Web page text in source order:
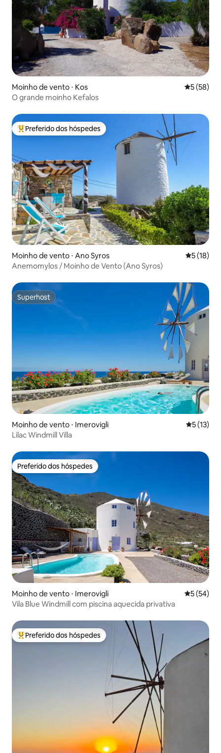
Moinho de vento ⋅ Kos 5 de uma
5 (58)
O grande moinho Kefalos
Entre os melhores preferidos dos hóspedes
Preferido dos hóspedes
Moinho de vento ⋅ Ano Syros 5 de uma
5 (18)
Anemomylos / Moinho de Vento (Ano Syros)
Superhost
Superhost
Moinho de vento ⋅ Imerovigli 5 de uma
5 (13)
Lilac Windmill Villa
Preferido dos hóspedes
Preferido dos hóspedes
Moinho de vento ⋅ Imerovigli 5 de uma
5 (54)
Vila Blue Windmill com piscina aquecida privativa
Entre os melhores preferidos dos hóspedes
Preferido dos hóspedes